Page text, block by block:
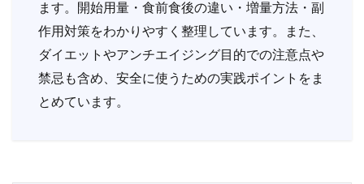
ます。開始用量・食前食後の違い・増量方法・副
作用対策をわかりやすく整理しています。また、
ダイエットやアンチエイジング目的での注意点や
禁忌も含め、安全に使うための実践ポイントをま
とめています。